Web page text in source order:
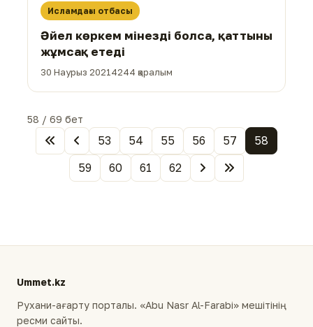
Исламдағы отбасы
Әйел көркем мінезді болса, қаттыны
жұмсақ етеді
30 Наурыз 2021 4244 қаралым
58 / 69 бет
53 54 55 56 57
58
59
60 61 62
Ummet.kz
Рухани-ағарту порталы. «Abu Nasr Al-Farabi» мешітінің
ресми сайты.